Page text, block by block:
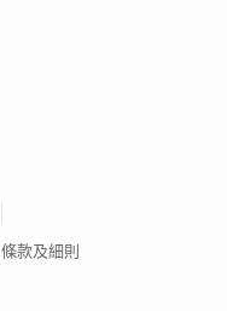
條款及細則